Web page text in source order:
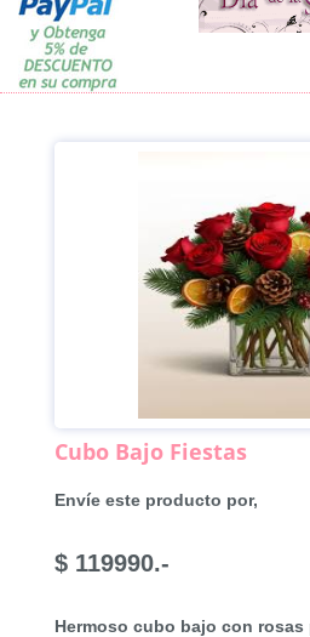
Cubo Bajo Fiestas
Envíe este producto por,
$ 119990.-
Hermoso cubo bajo con